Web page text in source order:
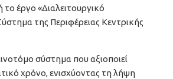
το έργο «Διαλειτουργικό
της Περιφέρειας Κεντρικής
σύστημα που αξιοποιεί
χρόνο, ενισχύοντας τη λήψη